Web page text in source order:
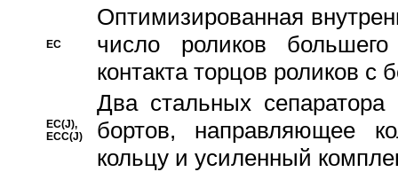
EC
Oптимизированная
число роликов
контакта торцов роликов с
EC(J),
ECC(J)
Два стальных сепаратора
бортов, направляющее
кольцу и усиленный